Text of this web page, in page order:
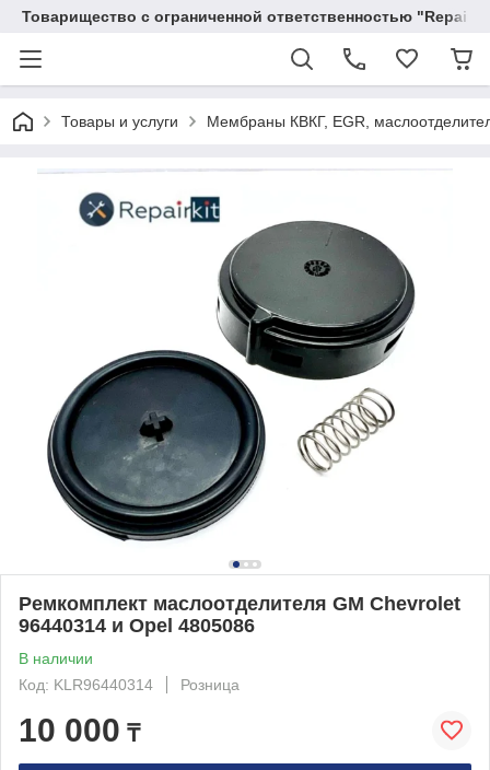
Товарищество с ограниченной ответственностью
Товары и услуги Мембраны КВКГ, EGR,
Ремкомплект маслоотделителя GM Chevrolet
96440314 и Opel 4805086
В наличии
Код: KLR96440314
Розница
10 000 ₸